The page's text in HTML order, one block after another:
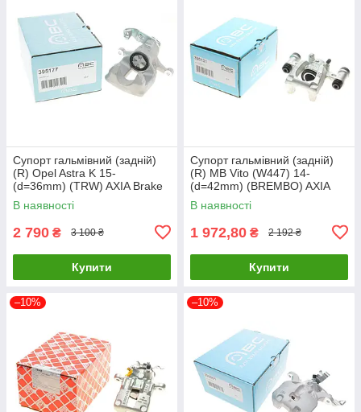
Супорт гальмівний (задній)
(R) Opel Astra K 15-
(d=36mm) (TRW) AXIA Brake
Calipers 395177 UA61
В наявності
2 790 ₴ 3 100 ₴
Купити
Супорт гальмівний (задній)
(R) MB Vito (W447) 14-
(d=42mm) (BREMBO) AXIA
Brake Calipers 395131 UA61
В наявності
1 972,80 ₴ 2 192 ₴
Купити
–10% –10%